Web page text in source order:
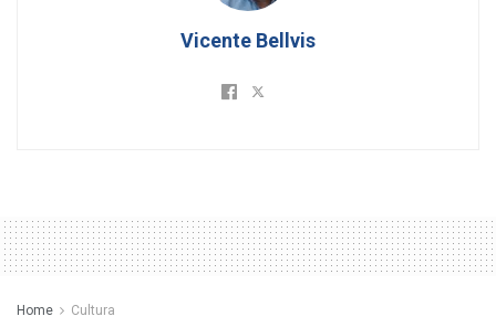
Vicente Bellvis
Home Cultura